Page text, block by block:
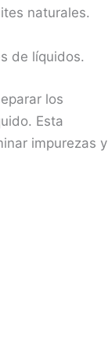
naturales.
de líquidos.
los
Esta
impurezas y